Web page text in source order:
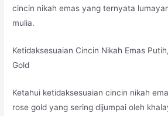
cincin nikah emas yang ternyata
mulia.
Ketidaksesuaian Cincin Nikah Emas
Gold
Ketahui ketidaksesuaian cincin nikah
rose gold yang sering dijumpai oleh